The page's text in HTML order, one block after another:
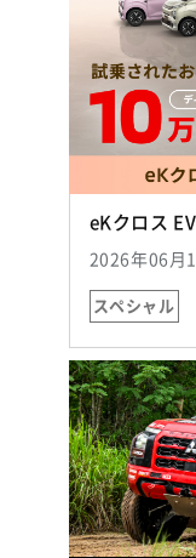
eKクロス
2026年06月
スペシャル